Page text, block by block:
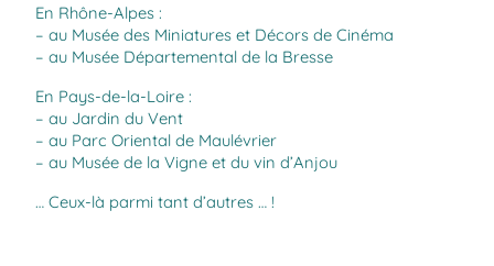
En Rhône-Alpes :
– au Musée des Miniatures et Décors de Cinéma
– au Musée Départemental de la Bresse
En Pays-de-la-Loire :
– au Jardin du Vent
– au Parc Oriental de Maulévrier
– au Musée de la Vigne et du vin d’Anjou
… Ceux-là parmi tant d’autres … !